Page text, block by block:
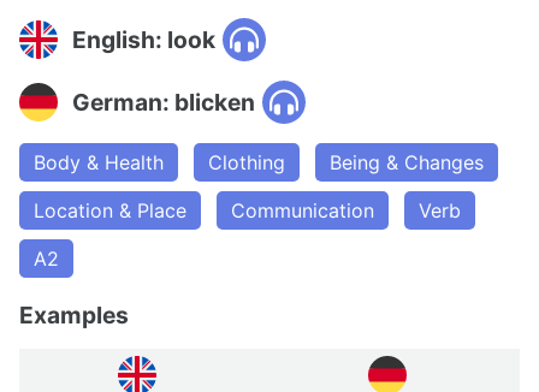
English: look
German: blicken
Body & Health Clothing
Being & Changes
Location & Place
Communication
Verb
A2
Examples